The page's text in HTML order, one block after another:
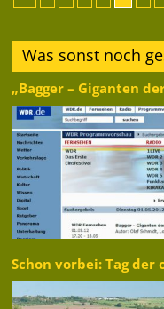
Was sonst noch
„Bagger – Giganten
Schon vorbei: Tag